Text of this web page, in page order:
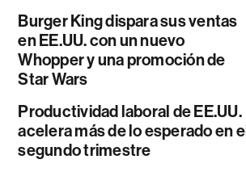
Burger King dispara sus ventas
en EE.UU. con un nuevo
Whopper y una promoción de
Star Wars
Productividad laboral de EE.UU.
acelera más de lo esperado en el
segundo trimestre